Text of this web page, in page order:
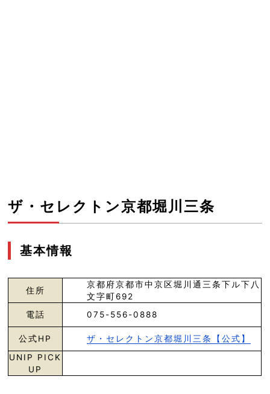
ザ・セレクトン京都堀川三条
基本情報
住所
京都府京都市中京区堀川通三条下ル下八
文字町692
電話
075-556-0888
公式HP
ザ・セレクトン京都堀川三条【公式】
UNIP PICK
UP